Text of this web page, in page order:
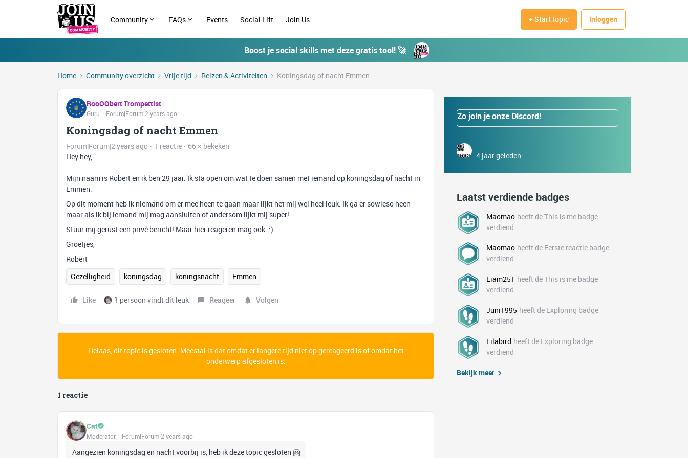
Community FAQs Events Social Lift Join Us + Start topic Inloggen
Boost je social skills met deze gratis tool! 🚀
Home Community overzicht Vrije tijd Reizen & Activiteiten Koningsdag of nacht Emmen
RooOObert Trompettist
Guru Forum|Forum|2 years ago
Koningsdag of nacht Emmen
Forum|Forum|2 years ago 1 reactie
66 × bekeken
Hey hey,
Mijn naam is Robert en ik ben 29 jaar. Ik sta open om wat te doen samen met iemand op koningsdag of nacht in
Emmen.
Op dit moment heb ik niemand om er mee heen te gaan maar lijkt het mij wel heel leuk. Ik ga er sowieso heen
maar als ik bij iemand mij mag aansluiten of andersom lijkt mij super!
Stuur mij gerust een privé bericht! Maar hier reageren mag ook. :)
Groetjes,
Robert
Gezelligheid
koningsdag koningsnacht Emmen
Like 1 persoon vindt dit leuk Reageer Volgen
Helaas, dit topic is gesloten. Meestal is dat omdat er langere tijd niet op gereageerd is of omdat het
onderwerp afgesloten is.
1 reactie
Cat
Moderator Forum|Forum|2 years ago
Aangezien koningsdag en nacht voorbij is, heb ik deze topic gesloten 🤗
Zo join je onze Discord!
4 jaar geleden
Laatst verdiende badges
Maomao heeft de This is me badge
verdiend
Maomao heeft de Eerste reactie badge
verdiend
Liam251 heeft de This is me badge
verdiend
Juni1995 heeft de Exploring badge
verdiend
Lilabird heeft de Exploring badge
verdiend
Bekijk meer